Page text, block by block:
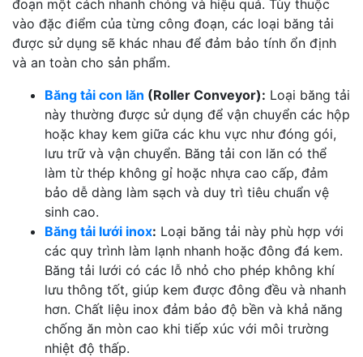
đoạn một cách nhanh chóng và hiệu quả. Tùy thuộc
vào đặc điểm của từng công đoạn, các loại băng tải
được sử dụng sẽ khác nhau để đảm bảo tính ổn định
và an toàn cho sản phẩm.
Băng tải con lăn (Roller Conveyor): Loại băng tải
này thường được sử dụng để vận chuyển các hộp
hoặc khay kem giữa các khu vực như đóng gói,
lưu trữ và vận chuyển. Băng tải con lăn có thể
làm từ thép không gỉ hoặc nhựa cao cấp, đảm
bảo dễ dàng làm sạch và duy trì tiêu chuẩn vệ
sinh cao.
Băng tải lưới inox: Loại băng tải này phù hợp với
các quy trình làm lạnh nhanh hoặc đông đá kem.
Băng tải lưới có các lỗ nhỏ cho phép không khí
lưu thông tốt, giúp kem được đông đều và nhanh
hơn. Chất liệu inox đảm bảo độ bền và khả năng
chống ăn mòn cao khi tiếp xúc với môi trường
nhiệt độ thấp.